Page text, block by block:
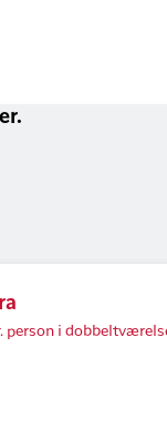
person i